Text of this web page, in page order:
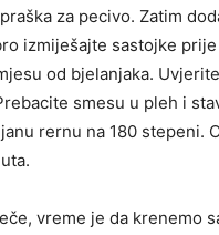
za pecivo. Zatim
izmiješajte sastojke
od bjelanjaka.
smesu u pleh i
rernu na 180 stepeni.
vreme je da krenemo